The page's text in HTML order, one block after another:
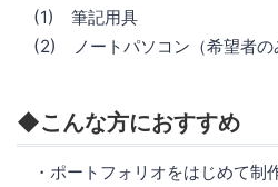
(1) 筆記用具
(2) ノートパソコン（希望者の
◆こんな方におすすめ
・ポートフォリオをはじめて制